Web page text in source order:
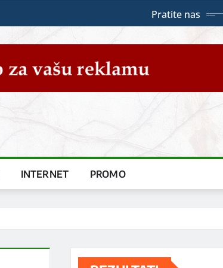
Pratite nas
INTERNET PROMO